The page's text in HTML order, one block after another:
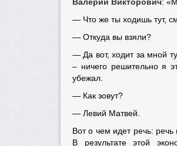
— Что же ты ходишь тут,
— Откуда вы взяли?
— Да вот, ходит за мной
– ничего решительно я
убежал.
— Как зовут?
— Левий Матвей.
Вот о чем идет речь:
В результате этой